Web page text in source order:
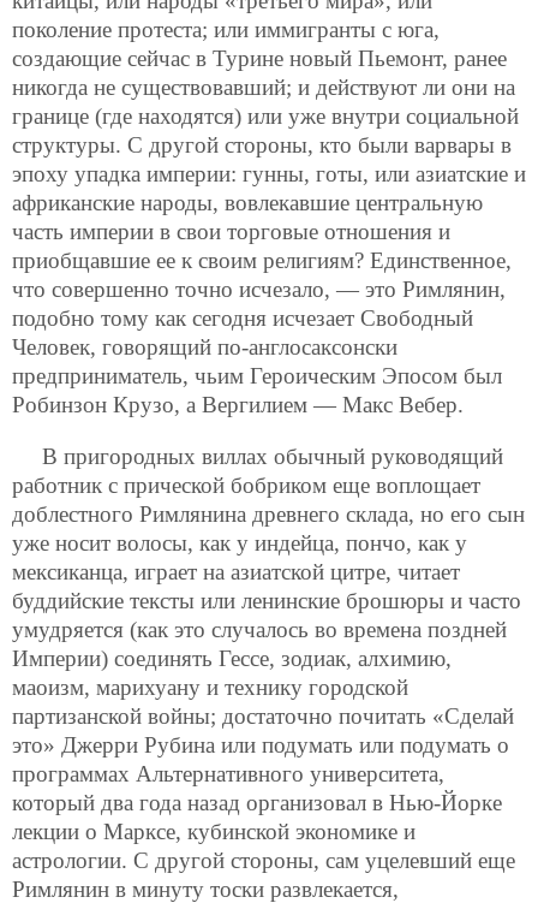
поколение протеста; или иммигранты с юга,
создающие сейчас в Турине новый Пьемонт, ранее
никогда не существовавший; и действуют ли они на
границе (где находятся) или уже внутри социальной
структуры. С другой стороны, кто были варвары в
эпоху упадка империи: гунны, готы, или азиатские и
африканские народы, вовлекавшие центральную
часть империи в свои торговые отношения и
приобщавшие ее к своим религиям? Единственное,
что совершенно точно исчезало, — это Римлянин,
подобно тому как сегодня исчезает Свободный
Человек, говорящий по-англосаксонски
предприниматель, чьим Героическим Эпосом был
Робинзон Крузо, а Вергилием — Макс Вебер.
В пригородных виллах обычный руководящий
работник с прической бобриком еще воплощает
доблестного Римлянина древнего склада, но его сын
уже носит волосы, как у индейца, пончо, как у
мексиканца, играет на азиатской цитре, читает
буддийские тексты или ленинские брошюры и часто
умудряется (как это случалось во времена поздней
Империи) соединять Гессе, зодиак, алхимию,
маоизм, марихуану и технику городской
партизанской войны; достаточно почитать «Сделай
это» Джерри Рубина или подумать или подумать о
программах Альтернативного университета,
который два года назад организовал в Нью-Йорке
лекции о Марксе, кубинской экономике и
астрологии. С другой стороны, сам уцелевший еще
Римлянин в минуту тоски развлекается,